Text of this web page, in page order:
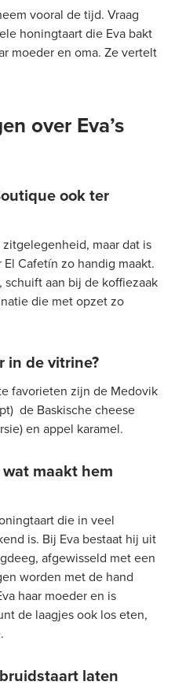
vooral de tijd. Vraag
honingtaart die Eva bakt
moeder en oma. Ze vertelt
over Eva’s
ook ter
maar dat is
Cafetín zo handig maakt.
schuift aan bij de koffiezaak
die met opzet zo
in de vitrine?
favorieten zijn de Medovik
de Baskische cheese
en appel karamel.
maakt hem
die in veel
is. Bij Eva bestaat hij uit
afgewisseld met een
worden met de hand
haar moeder en is
de laagjes ook los eten,
laten